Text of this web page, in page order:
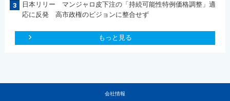
3
日本リリー マンジャロ皮下注の「持続可能性特例価格調整」適
応に反発 高市政権のビジョンに整合せず
もっと見る
会社情報